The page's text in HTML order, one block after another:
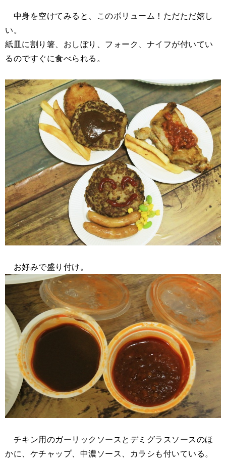
中身を空けてみると、このボリューム！ただただ嬉し
い。
紙皿に割り箸、おしぼり、フォーク、ナイフが付いてい
るのですぐに食べられる。
お好みで盛り付け。
チキン用のガーリックソースとデミグラスソースのほ
かに、ケチャップ、中濃ソース、カラシも付いている。